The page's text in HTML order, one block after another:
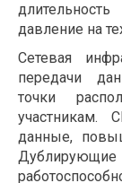
давление на
Сетевая
передачи
точки
участникам.
данные,